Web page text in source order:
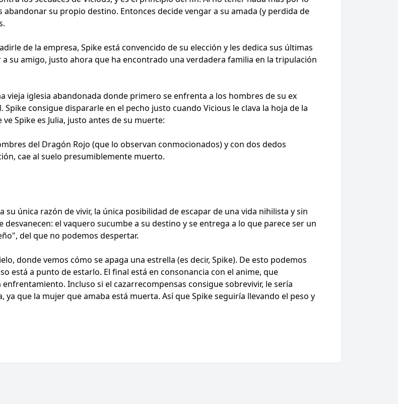
abandonar su propio destino. Entonces decide vengar a su amada (y perdida de
de la empresa, Spike está convencido de su elección y les dedica sus últimas
a su amigo, justo ahora que ha encontrado una verdadera familia en la tripulación
vieja iglesia abandonada donde primero se enfrenta a los hombres de su ex
consigue dispararle en el pecho justo cuando Vicious le clava la hoja de la
Spike es Julia, justo antes de su muerte:
del Dragón Rojo (que lo observan conmocionados) y con dos dedos
cae al suelo presumiblemente muerto.
su única razón de vivir, la única posibilidad de escapar de una vida nihilista y sin
el vaquero sucumbe a su destino y se entrega a lo que parece ser un
del que no podemos despertar.
donde vemos cómo se apaga una estrella (es decir, Spike). De esto podemos
está a punto de estarlo. El final está en consonancia con el anime, que
Incluso si el cazarrecompensas consigue sobrevivir, le sería
que la mujer que amaba está muerta. Así que Spike seguiría llevando el peso y